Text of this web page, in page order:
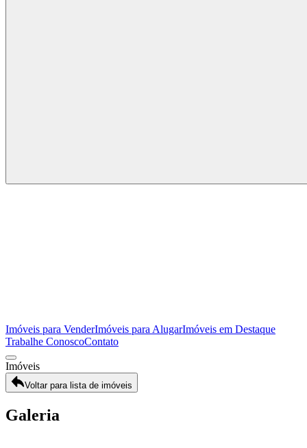
Imóveis para VenderImóveis para AlugarImóveis em Destaque
Trabalhe ConoscoContato
Imóveis
Voltar para lista de imóveis
Galeria